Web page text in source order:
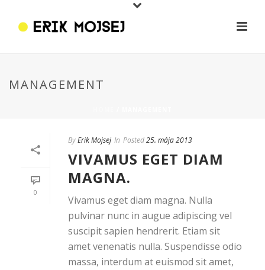
MANAGEMENT
0
ByErik Mojsej In Posted25. mája 2013
VIVAMUS EGET DIAM
MAGNA.
Vivamus eget diam magna. Nulla
pulvinar nunc in augue adipiscing vel
suscipit sapien hendrerit. Etiam sit
amet venenatis nulla. Suspendisse odio
massa, interdum at euismod sit amet,